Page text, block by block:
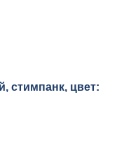
стимпанк, цвет: